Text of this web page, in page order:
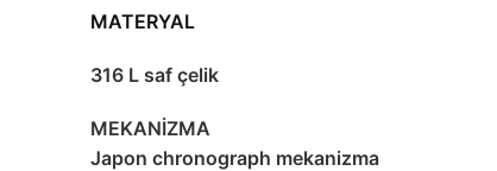
MATERYAL
316 L saf çelik
MEKANİZMA
Japon chronograph mekanizma